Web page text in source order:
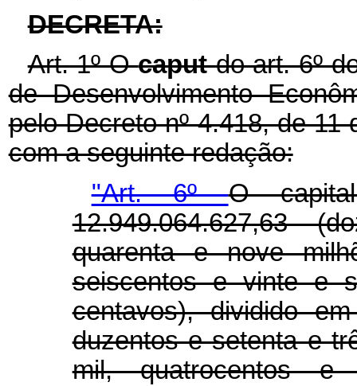
DECRETA:
Art. 1º Ocaputdo art. 6º
de Desenvolvimento
pelo Decreto nº 4.418, de
com a seguinte redação:
"Art. 6ºO
12.949.064.627,63
quarenta e nove
seiscentos e vinte e
centavos), dividido
duzentos e setenta e
mil, quatrocentos